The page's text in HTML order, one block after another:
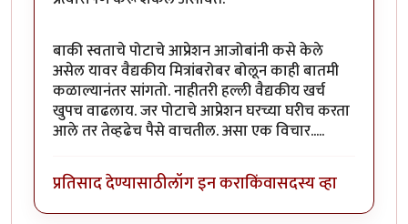
बाकी स्वताचे पोटाचे आप्रेशन आजोबांनी कसे केले
असेल यावर वैद्यकीय मित्रांबरोबर बोलून काही बातमी
कळाल्यानंतर सांगतो. नाहीतरी हल्ली वैद्यकीय खर्च
खुपच वाढलाय. जर पोटाचे आप्रेशन घरच्या घरीच करता
आले तर तेव्हढेच पैसे वाचतील. असा एक विचार.....
प्रतिसाद देण्यासाठीलॉग इन कराकिंवासदस्य व्हा